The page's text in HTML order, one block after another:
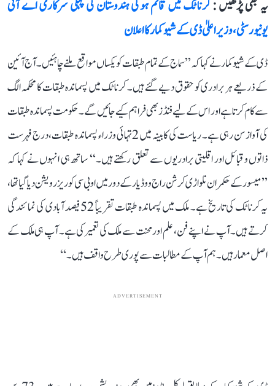
یہ بھی پڑھیں :کرناٹک میں قائم ہوگی ہندوستان کی پہلی سرکاری اے آئی
یونیورسٹی، وزیر اعلیٰ ڈی کے شیوکمار کا اعلان
ڈی کے شیوکمار نے کہا کہ ’’سماج کے تمام طبقات کو یکساں مواقع ملنے چاہئیں۔ آج آئین
کے ذریعے ہر برادری کو حقوق دیے گئے ہیں۔ کرناٹک میں پسماندہ طبقات کا محکمہ الگ
سے کام کرتا ہے اور اس کے لیے فنڈز بھی فراہم کیے جائیں گے۔ حکومت پسماندہ طبقات
کی آواز سن رہی ہے۔ ریاست کی کابینہ میں 2 تہائی وزراء پسماندہ طبقات، درج فہرست
ذاتوں و قبائل اور اقلیتی برادریوں سے تعلق رکھتے ہیں۔‘‘ ساتھ ہی انہوں نے کہا کہ
’’میسور کے حکمران نلواڑی کرشن راج ووڈیار کے دور میں او بی سی کو ریزرویشن دیا گیا تھا،
یہ کرناٹک کی تاریخ ہے۔ ملک میں پسماندہ طبقات تقریباً 52 فیصد آبادی کی نمائندگی
کرتے ہیں۔ آپ نے اپنے فن، علم اور محنت سے ملک کی تعمیر کی ہے۔ آپ ہی ملک کے
اصل معمار ہیں۔ ہم آپ کے مطالبات سے پوری طرح واقف ہیں۔‘‘
ADVERTISEMENT